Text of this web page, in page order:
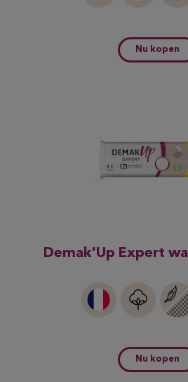
Nu kopen
Demak'Up Expert
Nu kopen